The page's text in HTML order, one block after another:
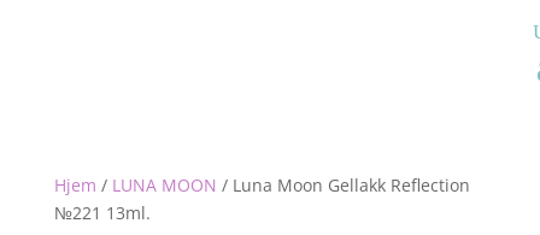
Hjem / LUNA MOON / Luna Moon Gellakk Reflection
№221 13ml.